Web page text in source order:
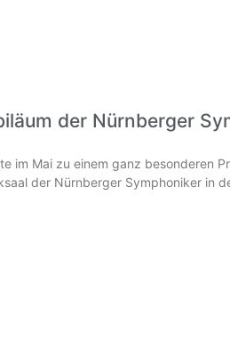
der Nürnberger
im Mai zu einem ganz besonderen
der Nürnberger Symphoniker in